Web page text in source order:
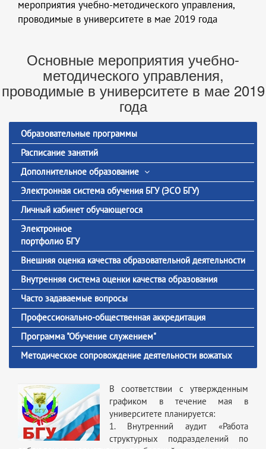
мероприятия учебно-методического управления,
проводимые в университете в мае 2019 года
Основные мероприятия учебно-
методического управления,
проводимые в университете в мае 2019
года
Образовательные программы
Расписание занятий
Дополнительное образование
Электронная система обучения БГУ (ЭСО БГУ)
Личный кабинет обучающегося
Электронное
портфолио БГУ
Внешняя оценка качества образовательной деятельности
Внутренняя система оценки качества образования
Часто задаваемые вопросы
Профессионально-общественная аккредитация
Программа "Обучение служением"
Методическое сопровождение деятельности вожатых
В соответствии с утвержденным
графиком в течение мая в
университете планируется:
1. Внутренний аудит «Работа
структурных подразделений по